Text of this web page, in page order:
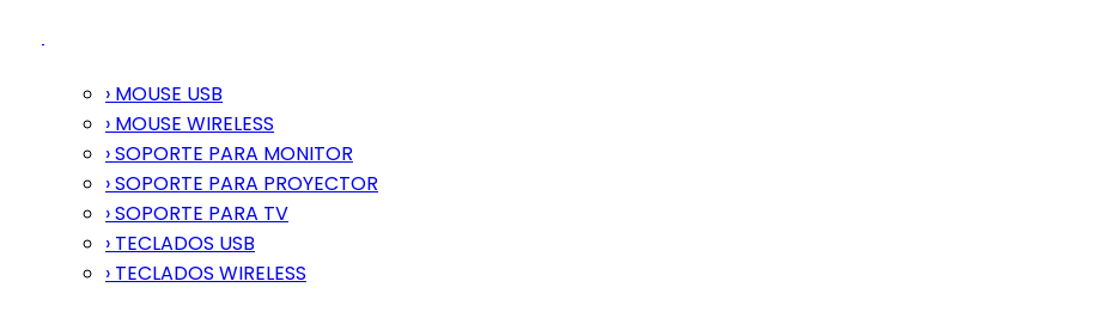
› MOUSE USB
› MOUSE WIRELESS
› SOPORTE PARA MONITOR
› SOPORTE PARA PROYECTOR
› SOPORTE PARA TV
› TECLADOS USB
› TECLADOS WIRELESS